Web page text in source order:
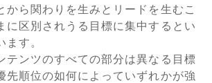
から関わりを生みとリードを生むこ
に区別されうる目標に集中するとい
ます。
テンツのすべての部分は異なる目標
先順位の如何によっていずれかが強